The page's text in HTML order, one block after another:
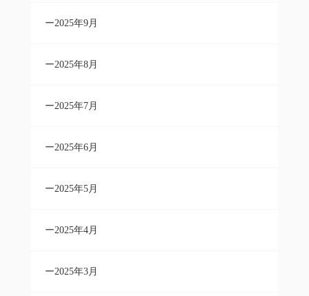
2025年9月
2025年8月
2025年7月
2025年6月
2025年5月
2025年4月
2025年3月